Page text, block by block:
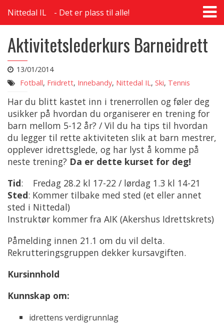
Nittedal IL Det er plass til alle!
Aktivitetslederkurs Barneidrett
13/01/2014
Fotball, Friidrett, Innebandy, Nittedal IL, Ski, Tennis
Har du blitt kastet inn i trenerrollen og føler deg
usikker på hvordan du organiserer en trening for
barn mellom 5-12 år? / Vil du ha tips til hvordan
du legger til rette aktiviteten slik at barn mestrer,
opplever idrettsglede, og har lyst å komme på
neste trening? Da er dette kurset for deg!
Tid: Fredag 28.2 kl 17-22 / lørdag 1.3 kl 14-21
Sted: Kommer tilbake med sted (et eller annet
sted i Nittedal)
Instruktør kommer fra AIK (Akershus Idrettskrets)
Påmelding innen 21.1 om du vil delta.
Rekrutteringsgruppen dekker kursavgiften.
Kursinnhold
Kunnskap om:
idrettens verdigrunnlag